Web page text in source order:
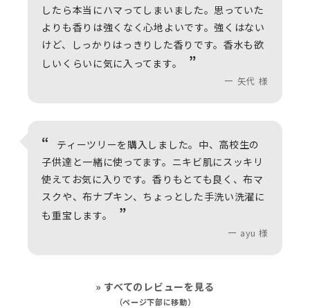
したら本当にハマってしまいました。思っていた
よりも香りは強くなく心地よいです。強くはない
けど、しっかりはっきりした香りです。香水も欲
しいくらいに気に入ってます。
矢代 様
ティーツリーを購入しました。中、高校生の
子供達と一緒に使ってます。ニキビ肌にスッキリ
使えてお気に入りです。香りもとても良く、布マ
スクや、布ナプキン、ちょっとした手洗い洗濯に
も重宝します。
ayu 様
» すべてのレビューを見る
（ページ下部に移動）